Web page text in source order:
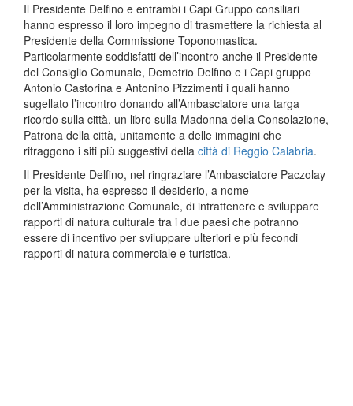
Il Presidente Delfino e entrambi i Capi Gruppo consiliari
hanno espresso il loro impegno di trasmettere la richiesta al
Presidente della Commissione Toponomastica.
Particolarmente soddisfatti dell’incontro anche il Presidente
del Consiglio Comunale, Demetrio Delfino e i Capi gruppo
Antonio Castorina e Antonino Pizzimenti i quali hanno
sugellato l’incontro donando all’Ambasciatore una targa
ricordo sulla città, un libro sulla Madonna della Consolazione,
Patrona della città, unitamente a delle immagini che
ritraggono i siti più suggestivi della città di Reggio Calabria.
Il Presidente Delfino, nel ringraziare l’Ambasciatore Paczolay
per la visita, ha espresso il desiderio, a nome
dell’Amministrazione Comunale, di intrattenere e sviluppare
rapporti di natura culturale tra i due paesi che potranno
essere di incentivo per sviluppare ulteriori e più fecondi
rapporti di natura commerciale e turistica.